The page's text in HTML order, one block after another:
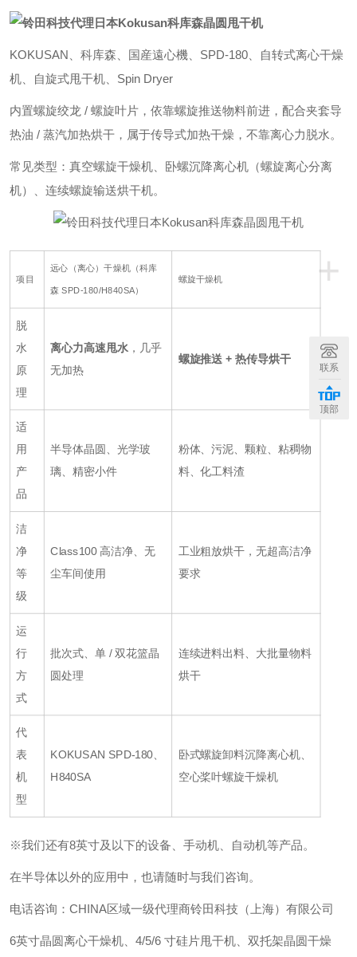
KOKUSAN、科库森、国産遠心機、SPD-180、自转式离心干燥
机、自旋式甩干机、Spin Dryer
内置螺旋绞龙 / 螺旋叶片，依靠螺旋推送物料前进，配合夹套导
热油 / 蒸汽加热烘干，属于传导式加热干燥，不靠离心力脱水。
常见类型：真空螺旋干燥机、卧螺沉降离心机（螺旋离心分离
机）、连续螺旋输送烘干机。
+
项目
远心（离心）干燥机（科库
森 SPD-180/H840SA）
螺旋干燥机
脱
水
原
理
离心力高速甩水 ，几乎
无加热
螺旋推送 + 热传导烘干
适
用
产
品
半导体晶圆、光学玻
璃、精密小件
粉体、污泥、颗粒、粘稠物
料、化工料渣
洁
净
等
级
Class100 高洁净、无
尘车间使用
工业粗放烘干，无超高洁净
要求
运
行
方
式
批次式、单 / 双花篮晶
圆处理
连续进料出料、大批量物料
烘干
代
表
机
型
KOKUSAN SPD-180、
H840SA
卧式螺旋卸料沉降离心机、
空心桨叶螺旋干燥机
※我们还有8英寸及以下的设备、手动机、自动机等产品。
在半导体以外的应用中，也请随时与我们咨询。
电话咨询：CHINA区域一级代理商铃田科技（上海）有限公司
6英寸晶圆离心干燥机、4/5/6 寸硅片甩干机、双托架晶圆干燥
联系
顶部